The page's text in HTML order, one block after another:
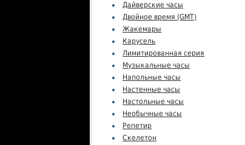
Дайверские часы
Двойное время (GMT)
Жакемары
Карусель
Лимитированная серия
Музыкальные часы
Напольные часы
Настенные часы
Настольные часы
Необычные часы
Репетир
Скелетон